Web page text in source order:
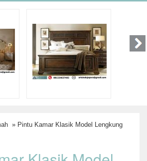
» Pintu Kamar Klasik Model Lengkung